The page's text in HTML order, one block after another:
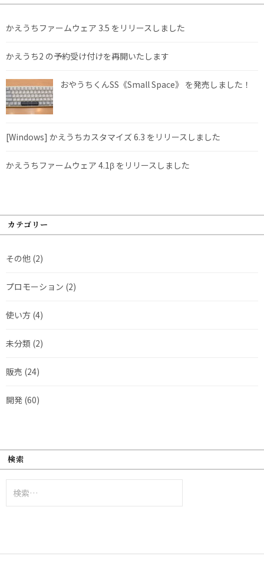
かえうちファームウェア 3.5 をリリースしました
かえうち2 の予約受け付けを再開いたします
おやうちくんSS《Small Space》 を発売しました！
[Windows] かえうちカスタマイズ 6.3 をリリースしました
かえうちファームウェア 4.1β をリリースしました
カテゴリー
その他 (2)
プロモーション (2)
使い方 (4)
未分類 (2)
販売 (24)
開発 (60)
検索
索: